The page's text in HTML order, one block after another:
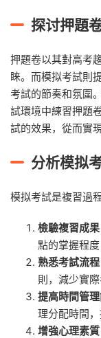
探讨押題
押題卷以其對高考
睐。而模拟考試則
考試的節奏和氛圍
試環境中練習押題
試的效果，從而實
分析模拟
模拟考試是複習過
檢驗複習成果
點的掌握程度
熟悉考試流程
則，減少實
提高時間管
理分配時間
增強心理素質